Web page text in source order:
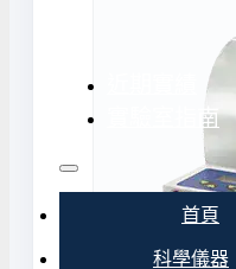
實驗室指南
首頁
科學儀器